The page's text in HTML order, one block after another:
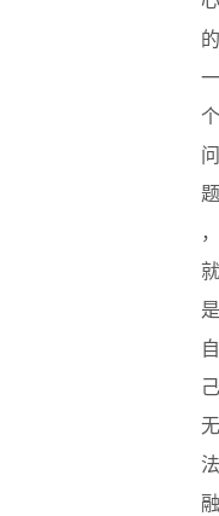
的
一
个
问
题
，
就
是
自
己
无
法
融